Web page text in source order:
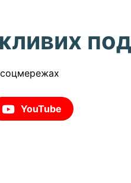
соцмережах
YouTube